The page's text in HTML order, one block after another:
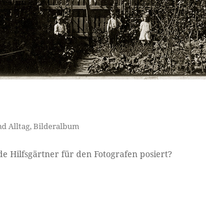
Alltag,Bilderalbum
Hilfsgärtner für den Fotografen posiert?